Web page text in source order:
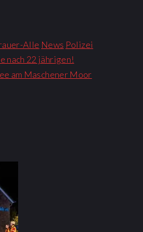
Alle News Polizei
nach 22 jährigen!
am Maschener Moor